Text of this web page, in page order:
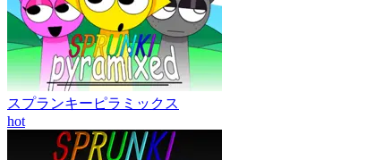
スプランキーピラミックス
hot